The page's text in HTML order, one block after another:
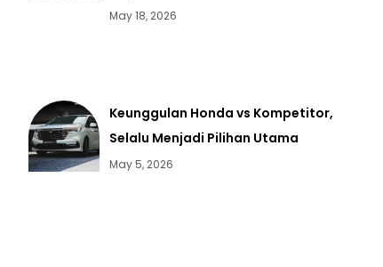
May 18, 2026
Keunggulan Honda vs Kompetitor,
Selalu Menjadi Pilihan Utama
May 5, 2026